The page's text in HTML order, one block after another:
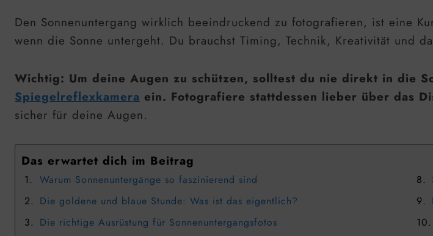
Den Sonnenuntergang wirklich beeindruckend zu fotografieren, ist eine
wenn die Sonne untergeht. Du brauchst Timing, Technik, Kreativität und
Wichtig: Um deine Augen zu schützen, solltest du nie direkt in die
Spiegelreflexkamera ein. Fotografiere stattdessen lieber über das
sicher für deine Augen.
Das erwartet dich im Beitrag
Warum Sonnenuntergänge so faszinierend sind
Die goldene und blaue Stunde: Was ist das eigentlich?
Die richtige Ausrüstung für Sonnenuntergangsfotos